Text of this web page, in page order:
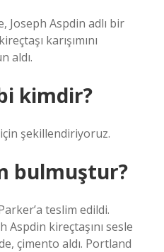
Joseph Aspdin adlı bir
karışımını
aldı.
kimdir?
şekillendiriyoruz.
bulmuştur?
teslim edildi.
Aspdin kireçtaşını sesle
çimento aldı. Portland